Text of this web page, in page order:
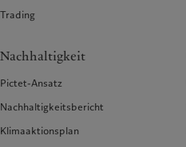
Trading
Nachhaltigkeit
Pictet-Ansatz
Nachhaltigkeitsbericht
Klimaaktionsplan